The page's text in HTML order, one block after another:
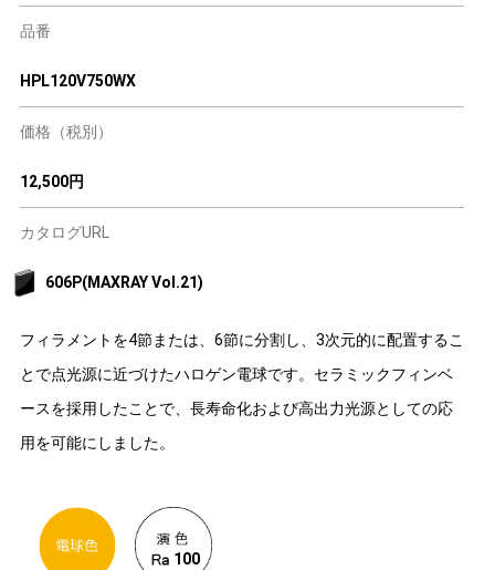
品番
HPL120V750WX
価格（税別）
12,500円
カタログURL
606P(MAXRAY Vol.21)
フィラメントを4節または、6節に分割し、3次元的に配置するこ
とで点光源に近づけたハロゲン電球です。セラミックフィンベ
ースを採用したことで、長寿命化および高出力光源としての応
用を可能にしました。
100